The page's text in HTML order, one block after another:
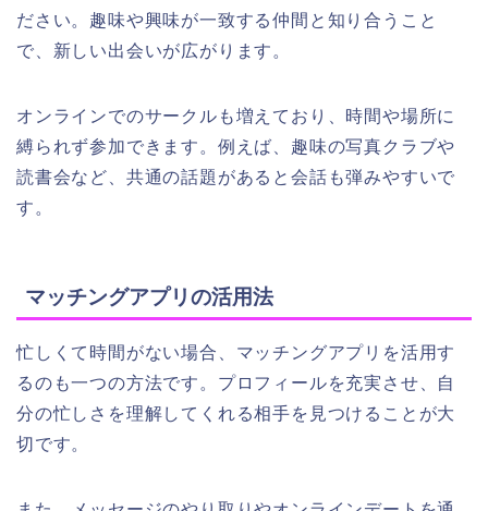
ださい。趣味や興味が一致する仲間と知り合うこと
で、新しい出会いが広がります。
オンラインでのサークルも増えており、時間や場所に
縛られず参加できます。例えば、趣味の写真クラブや
読書会など、共通の話題があると会話も弾みやすいで
す。
マッチングアプリの活用法
忙しくて時間がない場合、マッチングアプリを活用す
るのも一つの方法です。プロフィールを充実させ、自
分の忙しさを理解してくれる相手を見つけることが大
切です。